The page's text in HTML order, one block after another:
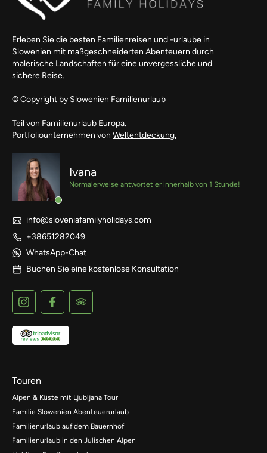
Erleben Sie die besten Familienreisen und -urlaube in
Slowenien mit maßgeschneiderten Abenteuern durch
malerische Landschaften für eine unvergessliche und
sichere Reise.
© Copyright by Slowenien Familienurlaub
Teil von Familienurlaub Europa.
Portfoliounternehmen von Weltentdeckung.
Ivana
Normalerweise antwortet er innerhalb von 1 Stunde!
info@sloveniafamilyholidays.com
+38651282049
WhatsApp-Chat
Buchen Sie eine kostenlose Konsultation
Touren
Alpen & Küste mit Ljubljana Tour
Familie Slowenien Abenteuerurlaub
Familienurlaub auf dem Bauernhof
Familienurlaub in den Julischen Alpen